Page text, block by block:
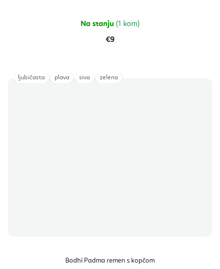
zvjezdica.
Na stanju (1 kom)
€9
Bodhi Padma remen s kopčom
ljubičasta plava siva zelena